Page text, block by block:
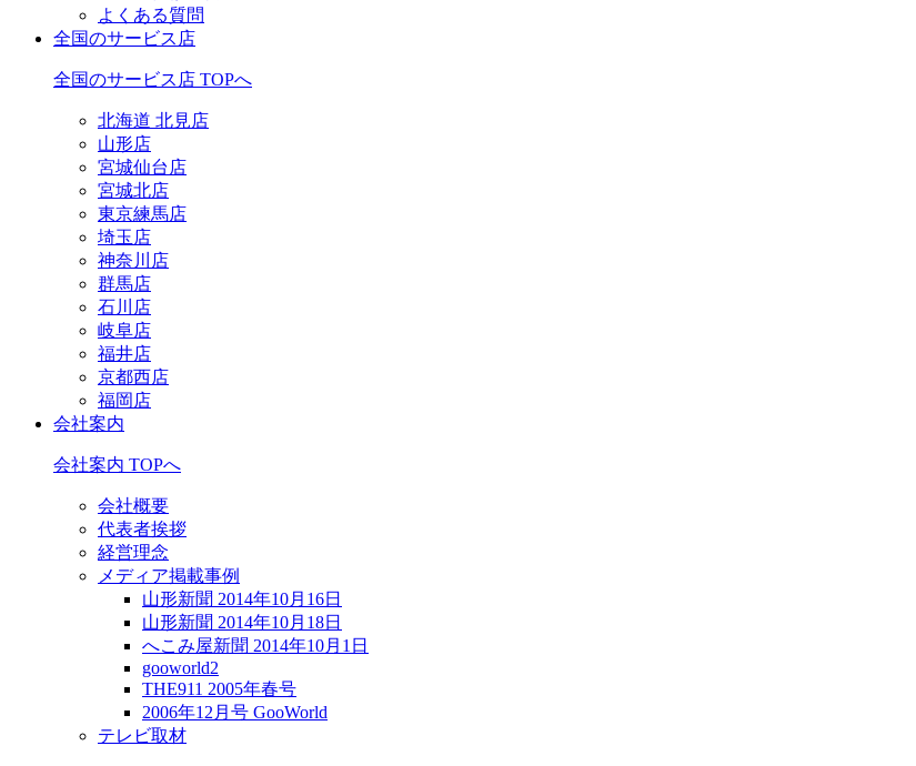
よくある質問
全国のサービス店
全国のサービス店 TOPへ
北海道 北見店
山形店
宮城仙台店
宮城北店
東京練馬店
埼玉店
神奈川店
群馬店
石川店
岐阜店
福井店
京都西店
福岡店
会社案内
会社案内 TOPへ
会社概要
代表者挨拶
経営理念
メディア掲載事例
山形新聞 2014年10月16日
山形新聞 2014年10月18日
へこみ屋新聞 2014年10月1日
gooworld2
THE911 2005年春号
2006年12月号 GooWorld
テレビ取材